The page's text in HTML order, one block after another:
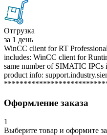
Отгрузка
за 1 день
WinCC client for RT
includes: WinCC client for
same number of SIMATIC IPCs
product info:
Оформление заказа
1
Выберите товар и оформите